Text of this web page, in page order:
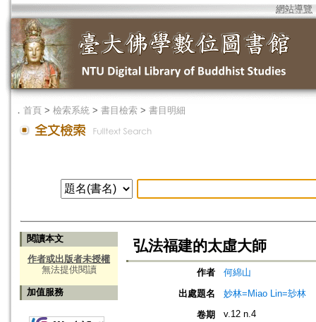
網站導覽
． 首頁 > 檢索系統 > 書目檢索 > 書目明細
閱讀本文
作者或出版者未授權
無法提供閱讀
加值服務
弘法福建的太虛大師
作者
何綿山
出處題名
妙林=Miao Lin=玅林
卷期
v.12 n.4